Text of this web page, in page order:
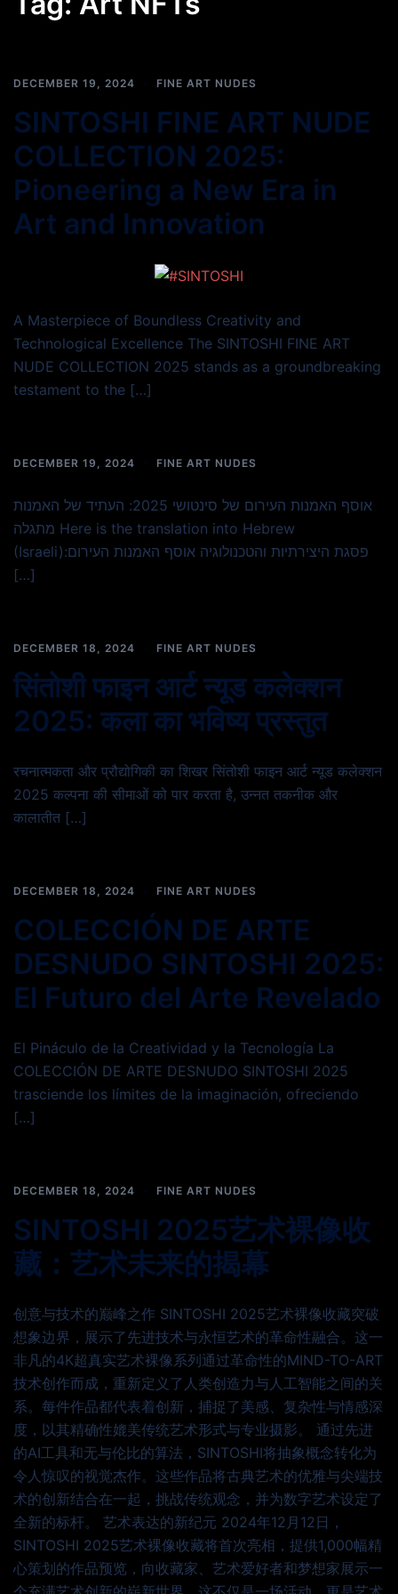
DECEMBER 19, 2024 FINE ART NUDES
SINTOSHI FINE ART NUDE
COLLECTION 2025:
Pioneering a New Era in
Art and Innovation
A Masterpiece of Boundless Creativity and
Technological Excellence The SINTOSHI FINE ART
NUDE COLLECTION 2025 stands as a groundbreaking
testament to the […]
DECEMBER 19, 2024 FINE ART NUDES
אוסף האמנות העירום של סינטושי 2025: העתיד של האמנות
מתגלה Here is the translation into Hebrew
(Israeli):פסגת היצירתיות והטכנולוגיה אוסף האמנות העירום
[…]
DECEMBER 18, 2024 FINE ART NUDES
सिंतोशी फाइन आर्ट न्यूड कलेक्शन
2025: कला का भविष्य प्रस्तुत
रचनात्मकता और प्रौद्योगिकी का शिखर सिंतोशी फाइन आर्ट न्यूड कलेक्शन
2025 कल्पना की सीमाओं को पार करता है, उन्नत तकनीक और
कालातीत […]
DECEMBER 18, 2024 FINE ART NUDES
COLECCIÓN DE ARTE
DESNUDO SINTOSHI 2025:
El Futuro del Arte Revelado
El Pináculo de la Creatividad y la Tecnología La
COLECCIÓN DE ARTE DESNUDO SINTOSHI 2025
trasciende los límites de la imaginación, ofreciendo
[…]
DECEMBER 18, 2024 FINE ART NUDES
SINTOSHI 2025艺术裸像收
藏：艺术未来的揭幕
创意与技术的巅峰之作 SINTOSHI 2025艺术裸像收藏突破
想象边界，展示了先进技术与永恒艺术的革命性融合。这一
非凡的4K超真实艺术裸像系列通过革命性的MIND-TO-ART
技术创作而成，重新定义了人类创造力与人工智能之间的关
系。每件作品都代表着创新，捕捉了美感、复杂性与情感深
度，以其精确性媲美传统艺术形式与专业摄影。 通过先进
的AI工具和无与伦比的算法，SINTOSHI将抽象概念转化为
令人惊叹的视觉杰作。这些作品将古典艺术的优雅与尖端技
术的创新结合在一起，挑战传统观念，并为数字艺术设定了
全新的标杆。 艺术表达的新纪元 2024年12月12日，
SINTOSHI 2025艺术裸像收藏将首次亮相，提供1,000幅精
心策划的作品预览，向收藏家、艺术爱好者和梦想家展示一